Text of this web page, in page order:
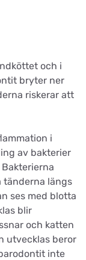
och i
bryter ner
riskerar att
i
av bakterier
tänderna längs
ses med blotta
blir
och katten
utvecklas beror
inte